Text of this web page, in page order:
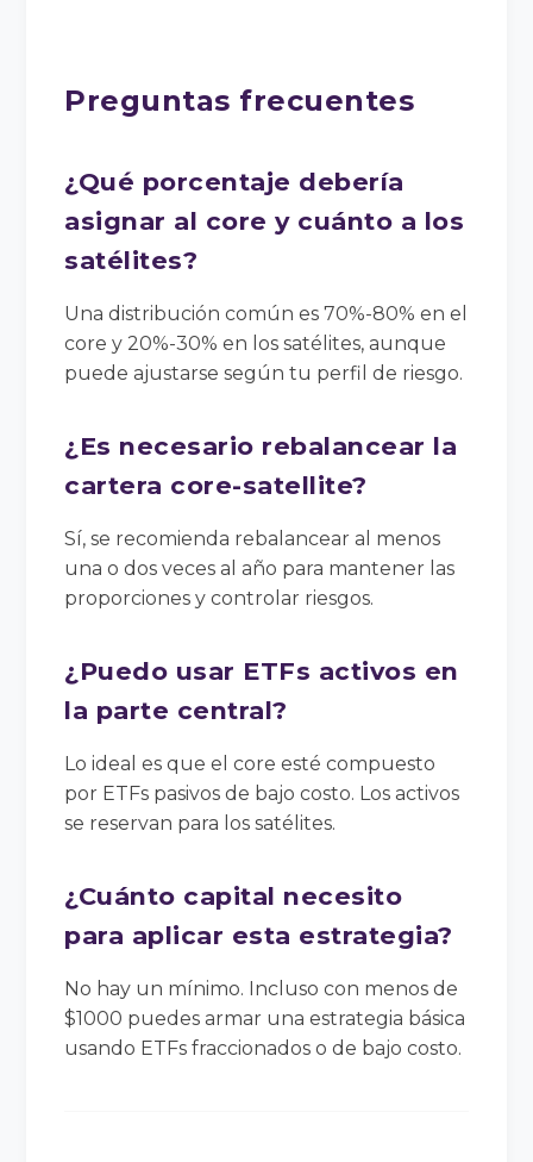
Preguntas frecuentes
¿Qué porcentaje debería
asignar al core y cuánto a los
satélites?
Una distribución común es 70%-80% en el
core y 20%-30% en los satélites, aunque
puede ajustarse según tu perfil de riesgo.
¿Es necesario rebalancear la
cartera core-satellite?
Sí, se recomienda rebalancear al menos
una o dos veces al año para mantener las
proporciones y controlar riesgos.
¿Puedo usar ETFs activos en
la parte central?
Lo ideal es que el core esté compuesto
por ETFs pasivos de bajo costo. Los activos
se reservan para los satélites.
¿Cuánto capital necesito
para aplicar esta estrategia?
No hay un mínimo. Incluso con menos de
$1000 puedes armar una estrategia básica
usando ETFs fraccionados o de bajo costo.